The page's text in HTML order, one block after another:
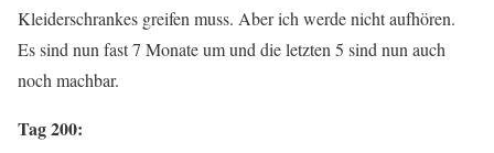
Kleiderschrankes greifen muss. Aber ich werde nicht aufhören.
Es sind nun fast 7 Monate um und die letzten 5 sind nun auch
noch machbar.
Tag 200: